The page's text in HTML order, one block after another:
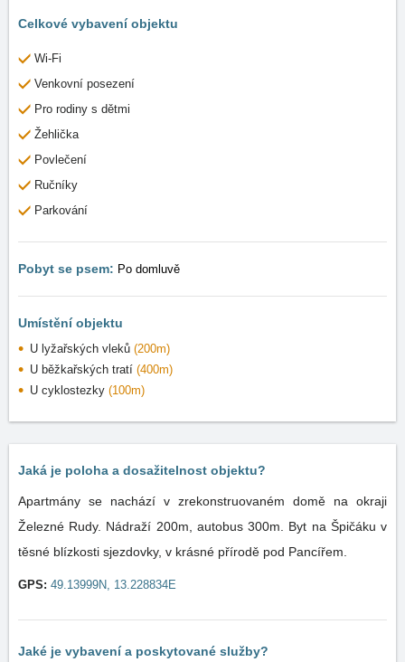
Celkové vybavení objektu
Wi-Fi
Venkovní posezení
Pro rodiny s dětmi
Žehlička
Povlečení
Ručníky
Parkování
Pobyt se psem: Po domluvě
Umístění objektu
U lyžařských vleků (200m)
U běžkařských tratí (400m)
U cyklostezky (100m)
Jaká je poloha a dosažitelnost objektu?
Apartmány se nachází v zrekonstruovaném domě na okraji
Železné Rudy. Nádraží 200m, autobus 300m. Byt na Špičáku v
těsné blízkosti sjezdovky, v krásné přírodě pod Pancířem.
GPS: 49.13999N, 13.228834E
Jaké je vybavení a poskytované služby?